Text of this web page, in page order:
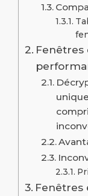
Fenêtres
Fenêtres